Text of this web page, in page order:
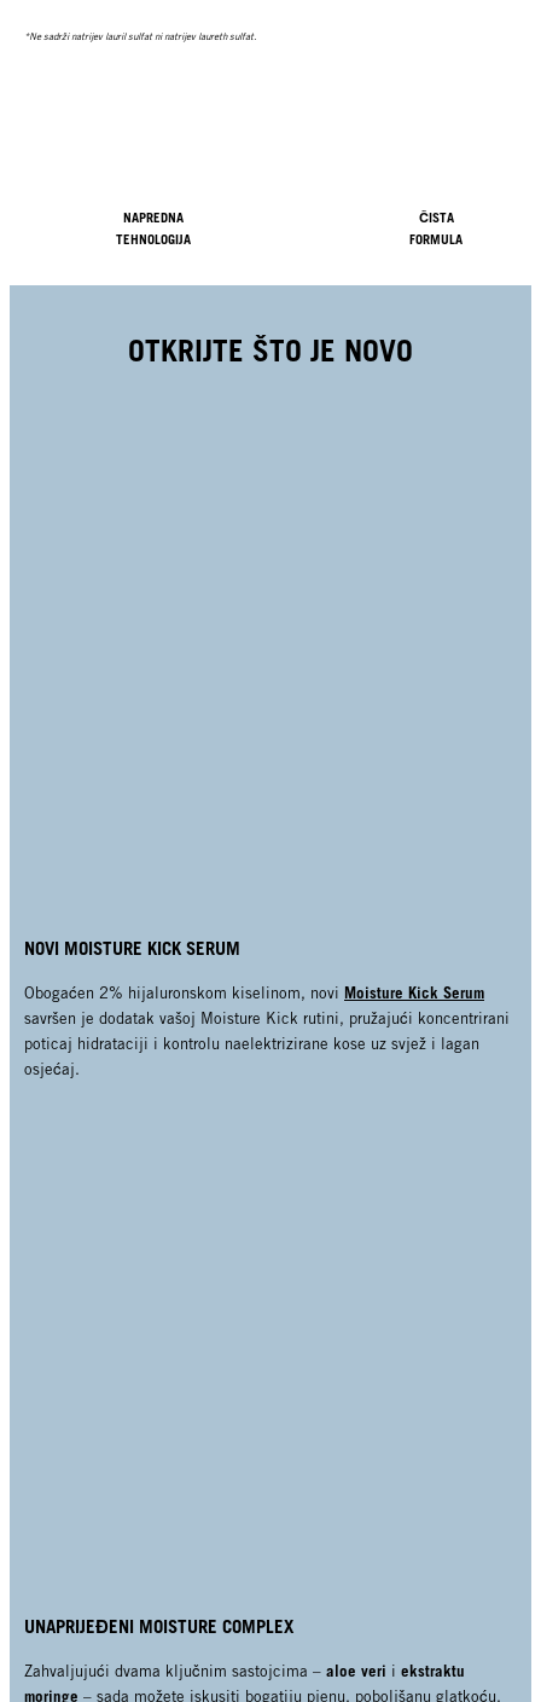
*Ne sadrži natrijev lauril sulfat ni natrijev laureth sulfat.
NAPREDNA
TEHNOLOGIJA
ČISTA
FORMULA
OTKRIJTE ŠTO JE NOVO
NOVI MOISTURE KICK SERUM
Obogaćen 2% hijaluronskom kiselinom, novi Moisture Kick Serum
savršen je dodatak vašoj Moisture Kick rutini, pružajući koncentrirani
poticaj hidrataciji i kontrolu naelektrizirane kose uz svjež i lagan
osjećaj.
UNAPRIJEĐENI MOISTURE COMPLEX
Zahvaljujući dvama ključnim sastojcima – aloe veri i ekstraktu
moringe – sada možete iskusiti bogatiju pjenu, poboljšanu glatkoću,